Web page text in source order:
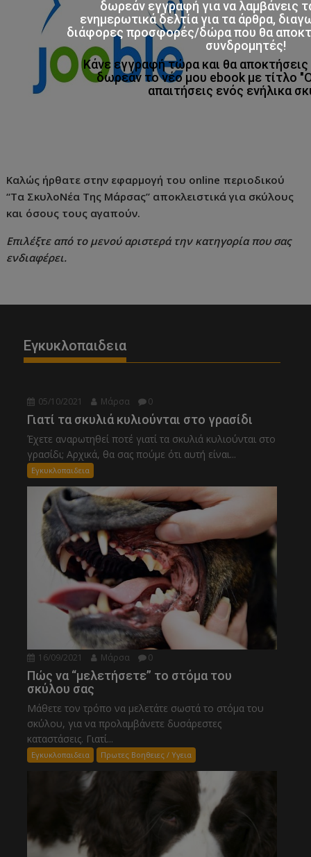
Καλώς ήρθατε στην εφαρμογή του online περιοδικού
“Τα ΣκυλοΝέα Της Μάρσας” αποκλειστικά για σκύλους
και όσους τους αγαπούν.
Επιλέξτε από το μενού αριστερά την κατηγορία που σας
ενδιαφέρει.
Εγκυκλοπαιδεια
05/10/2021 Μάρσα 0
Γιατί τα σκυλιά κυλιούνται στο γρασίδι
Έχετε αναρωτηθεί ποτέ γιατί τα σκυλιά κυλιούνται στο
γρασίδι; Αρχικά, θα σας πούμε ότι αυτή είναι...
Εγκυκλοπαιδεια
16/09/2021 Μάρσα 0
Πώς να “μελετήσετε” το στόμα του
σκύλου σας
Μάθετε τον τρόπο να μελετάτε σωστά το στόμα του
σκύλου, για να προλαμβάνετε δυσάρεστες
καταστάσεις. Γιατί...
Εγκυκλοπαιδεια Πρωτες Βοηθειες / Υγεια
δωρεάν εγγραφή για να λαμβάνεις
ενημερωτικά δελτία για τα άρθρα,
διάφορες προσφορές/δώρα που θα
συνδρομητές!
Κάνε εγγραφή τώρα και θα
δωρεάν το νέο μου ebook με τίτλο
απαιτήσεις ενός ενήλικα